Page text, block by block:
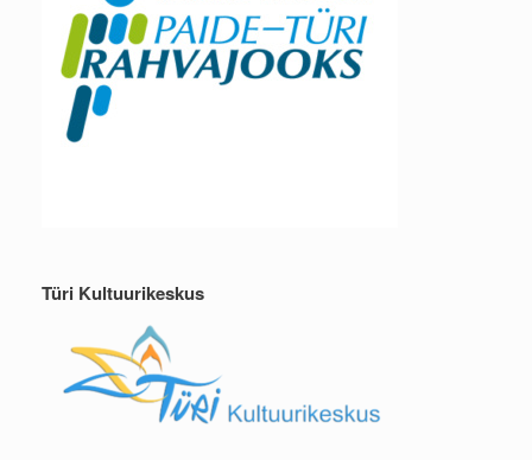
Türi Kultuurikeskus